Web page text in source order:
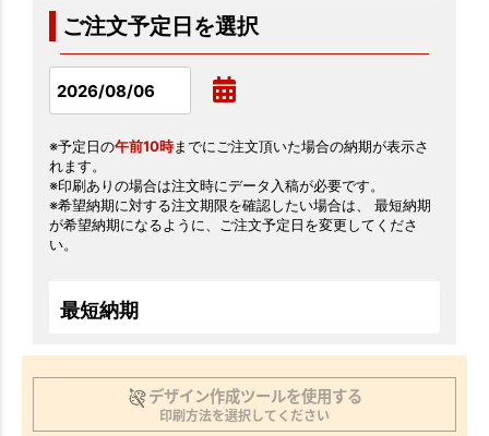
ご注文予定日を選択
※予定日の午前10時までにご注文頂いた場合の納期が表示さ
れます。
※印刷ありの場合は注文時にデータ入稿が必要です。
※希望納期に対する注文期限を確認したい場合は、 最短納期
が希望納期になるように、ご注文予定日を変更してくださ
い。
最短納期
デザイン作成ツールを使用する
印刷方法を選択してください